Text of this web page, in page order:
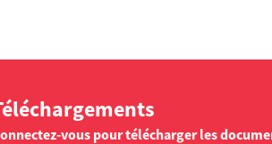
vous pour télécharger les